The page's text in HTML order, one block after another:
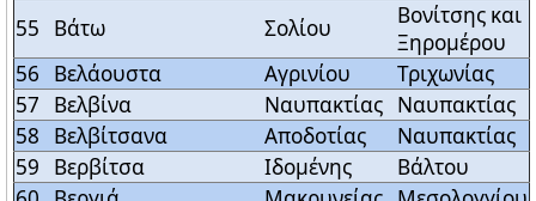
55
Βάτω Σολίου
Βονίτσης και
Ξηρομέρου
56
Βελάουστα Αγρινίου
Τριχωνίας
57
Βελβίνα Ναυπακτίας Ναυπακτίας
58
Βελβίτσανα Αποδοτίας
Ναυπακτίας
59
Βερβίτσα Ιδομένης
Βάλτου